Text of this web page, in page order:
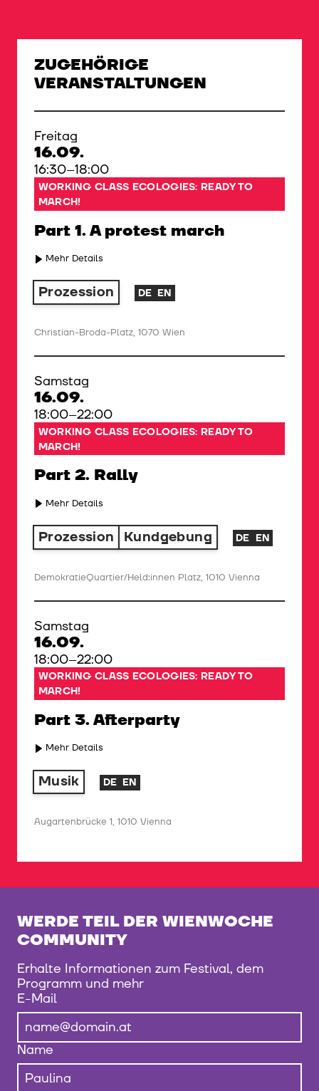
ZUGEHÖRIGE
VERANSTALTUNGEN
Freitag
16.09.
16:30–18:00
WORKING CLASS ECOLOGIES: READY TO
MARCH!
Part 1. A protest march
Mehr Details
Prozession DE EN
Christian-Broda-Platz, 1070 Wien
Samstag
16.09.
18:00–22:00
WORKING CLASS ECOLOGIES: READY TO
MARCH!
Part 2. Rally
Mehr Details
Prozession Kundgebung DE EN
DemokratieQuartier/Held:innen Platz, 1010 Vienna
Samstag
16.09.
18:00–22:00
WORKING CLASS ECOLOGIES: READY TO
MARCH!
Part 3. Afterparty
Mehr Details
Musik DE EN
Augartenbrücke 1, 1010 Vienna
WERDE TEIL DER WIENWOCHE
COMMUNITY
Erhalte Informationen zum Festival, dem
Programm und mehr
E-Mail
Name